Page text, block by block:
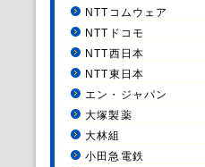
NTTコムウェア
NTTドコモ
NTT西日本
NTT東日本
エン・ジャパン
大塚製薬
大林組
小田急電鉄